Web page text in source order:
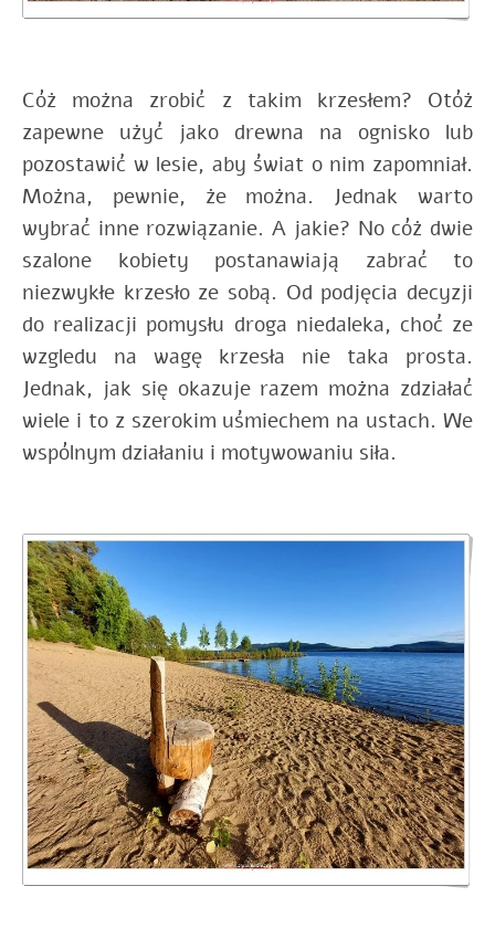
Cóż można zrobić z takim krzesłem? Otóż
zapewne użyć jako drewna na ognisko lub
pozostawić w lesie, aby świat o nim zapomniał.
Można, pewnie, że można. Jednak warto
wybrać inne rozwiązanie. A jakie? No cóż dwie
szalone kobiety postanawiają zabrać to
niezwykłe krzesło ze sobą. Od podjęcia decyzji
do realizacji pomysłu droga niedaleka, choć ze
wzgledu na wagę krzesła nie taka prosta.
Jednak, jak się okazuje razem można zdziałać
wiele i to z szerokim uśmiechem na ustach. We
wspólnym działaniu i motywowaniu siła.